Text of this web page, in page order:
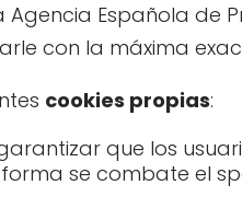
Agencia Española
con la máxima
cookies propias:
que los
se combate el